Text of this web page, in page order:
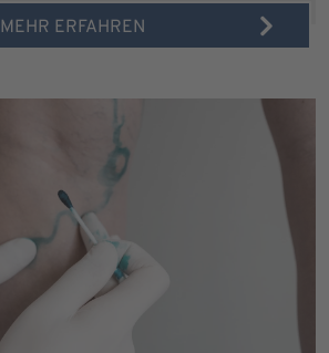
MEHR ERFAHREN